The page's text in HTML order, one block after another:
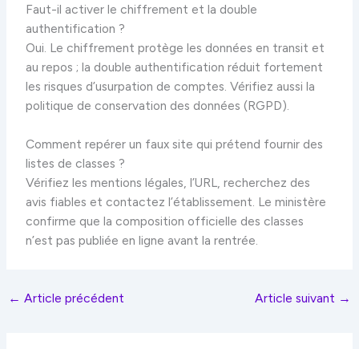
Faut-il activer le chiffrement et la double
authentification ?
Oui. Le chiffrement protège les données en transit et
au repos ; la double authentification réduit fortement
les risques d’usurpation de comptes. Vérifiez aussi la
politique de conservation des données (RGPD).
Comment repérer un faux site qui prétend fournir des
listes de classes ?
Vérifiez les mentions légales, l’URL, recherchez des
avis fiables et contactez l’établissement. Le ministère
confirme que la composition officielle des classes
n’est pas publiée en ligne avant la rentrée.
← Article précédent Article suivant →